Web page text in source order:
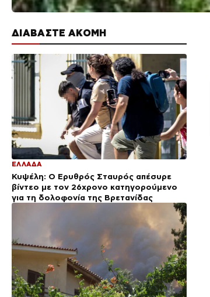
ΔΙΑΒΑΣΤΕ ΑΚΟΜΗ
ΕΛΛΑΔΑ
Κυψέλη: Ο Ερυθρός Σταυρός απέσυρε
βίντεο με τον 26χρονο κατηγορούμενο
για τη δολοφονία της Βρετανίδας